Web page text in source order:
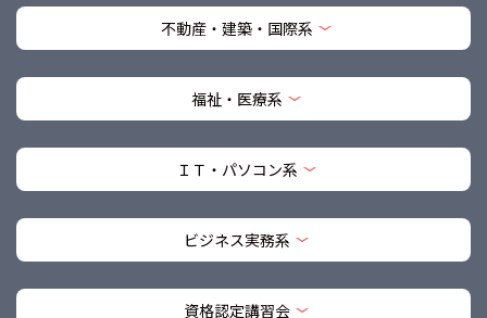
不動産・建築・国際系
福祉・医療系
ＩＴ・パソコン系
ビジネス実務系
資格認定講習会